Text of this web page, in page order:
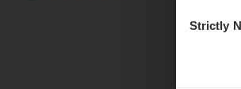
Selection
Strictly